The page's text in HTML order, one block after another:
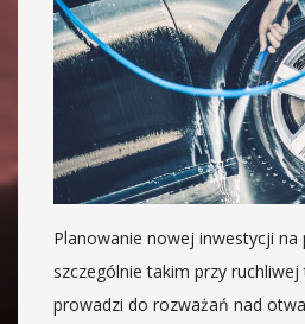
Planowanie nowej inwestycji na
szczególnie takim przy
prowadzi do rozważań nad